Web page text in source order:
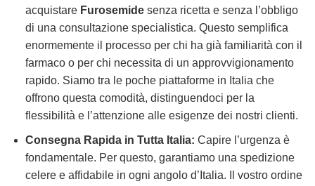
acquistare Furosemidesenza ricetta e senza l’obbligo
di una consultazione specialistica. Questo semplifica
enormemente il processo per chi ha già familiarità con il
farmaco o per chi necessita di un approvvigionamento
rapido. Siamo tra le poche piattaforme in Italia che
offrono questa comodità, distinguendoci per la
flessibilità e l’attenzione alle esigenze dei nostri clienti.
Consegna Rapida in Tutta Italia: Capire l’urgenza è
fondamentale. Per questo, garantiamo una spedizione
celere e affidabile in ogni angolo d’Italia. Il vostro ordine